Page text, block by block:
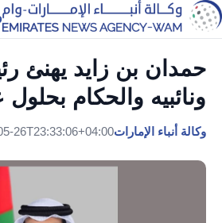
حمدان بن زايد يهنئ
ونائبيه والحكام
وكالة أنباء الإمارات26T23:33:06+04:00